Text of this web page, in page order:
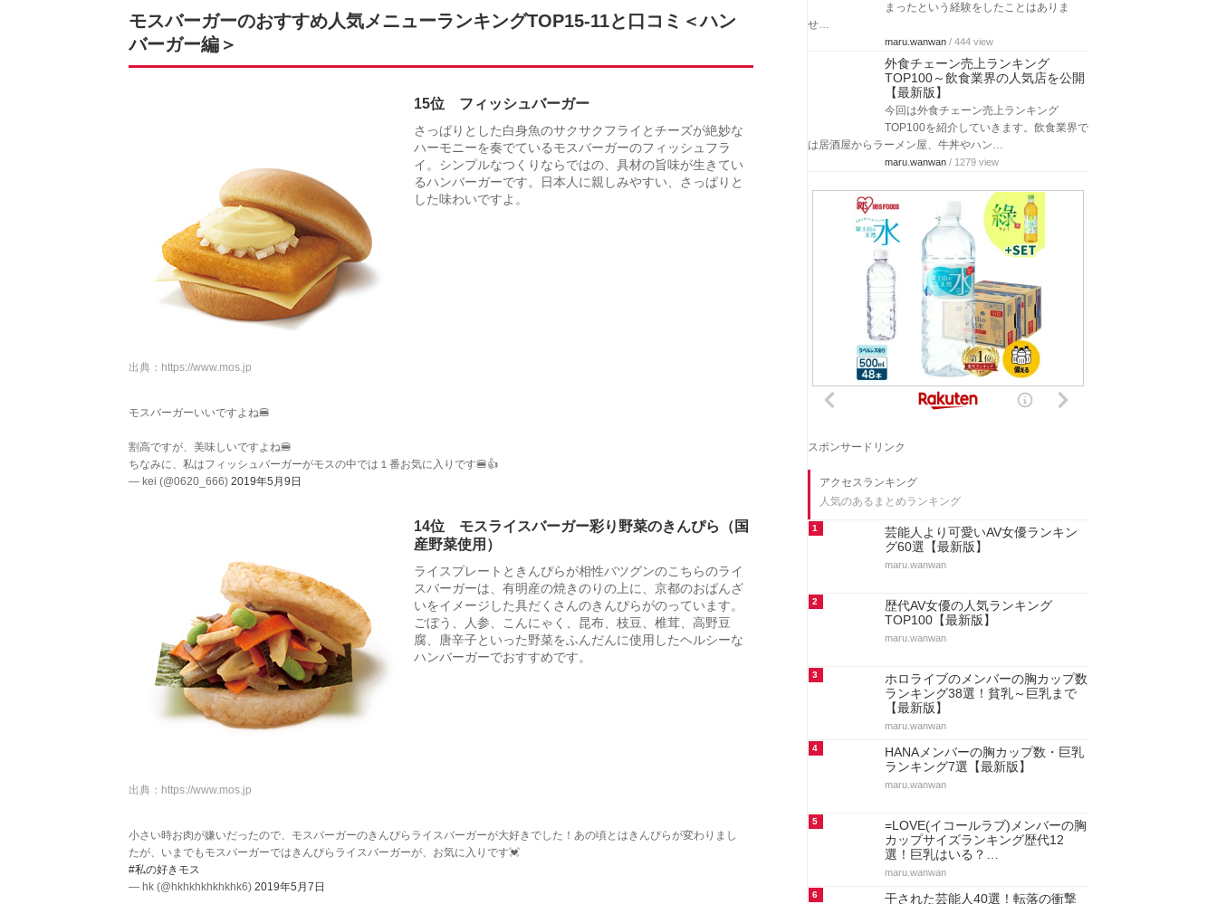
モスバーガーのおすすめ人気メニューランキングTOP15-11と口コミ＜ハン
バーガー編＞
15位 フィッシュバーガー
さっぱりとした白身魚のサクサクフライとチーズが絶妙な
ハーモニーを奏でているモスバーガーのフィッシュフラ
イ。シンプルなつくりならではの、具材の旨味が生きてい
るハンバーガーです。日本人に親しみやすい、さっぱりと
した味わいですよ。
出典： https://www.mos.jp
モスバーガーいいですよね🍔
割高ですが、美味しいですよね🍔
ちなみに、私はフィッシュバーガーがモスの中では１番お気に入りです🍔👍
— kei (@0620_666) 2019年5月9日
14位 モスライスバーガー彩り野菜のきんぴら（国
産野菜使用）
ライスプレートときんぴらが相性バツグンのこちらのライ
スバーガーは、有明産の焼きのりの上に、京都のおばんざ
いをイメージした具だくさんのきんぴらがのっています。
ごぼう、人参、こんにゃく、昆布、枝豆、椎茸、高野豆
腐、唐辛子といった野菜をふんだんに使用したヘルシーな
ハンバーガーでおすすめです。
出典： https://www.mos.jp
小さい時お肉が嫌いだったので、モスバーガーのきんぴらライスバーガーが大好きでした！あの頃とはきんぴらが変わりまし
たが、いまでもモスバーガーではきんぴらライスバーガーが、お気に入りです💓
#私の好きモス
— hk (@hkhkhkhkhkhk6) 2019年5月7日
まったという経験をしたことはありま
せ…
maru.wanwan / 444 view
外食チェーン売上ランキング
TOP100～飲食業界の人気店を公開
【最新版】
今回は外食チェーン売上ランキング
TOP100を紹介していきます。飲食業界で
は居酒屋からラーメン屋、牛丼やハン…
maru.wanwan / 1279 view
スポンサードリンク
アクセスランキング
人気のあるまとめランキング
1
芸能人より可愛いAV女優ランキン
グ60選【最新版】
maru.wanwan
2
歴代AV女優の人気ランキング
TOP100【最新版】
maru.wanwan
3
ホロライブのメンバーの胸カップ数
ランキング38選！貧乳～巨乳まで
【最新版】
maru.wanwan
4
HANAメンバーの胸カップ数・巨乳
ランキング7選【最新版】
maru.wanwan
5
=LOVE(イコールラブ)メンバーの胸
カップサイズランキング歴代12
選！巨乳はいる？…
maru.wanwan
6
干された芸能人40選！転落の衝撃